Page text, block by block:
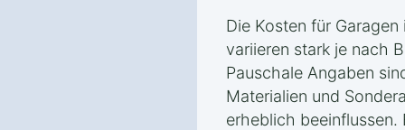
Die Kosten für
variieren stark je nach
Pauschale Angaben
Materialien und
erheblich beeinflussen.